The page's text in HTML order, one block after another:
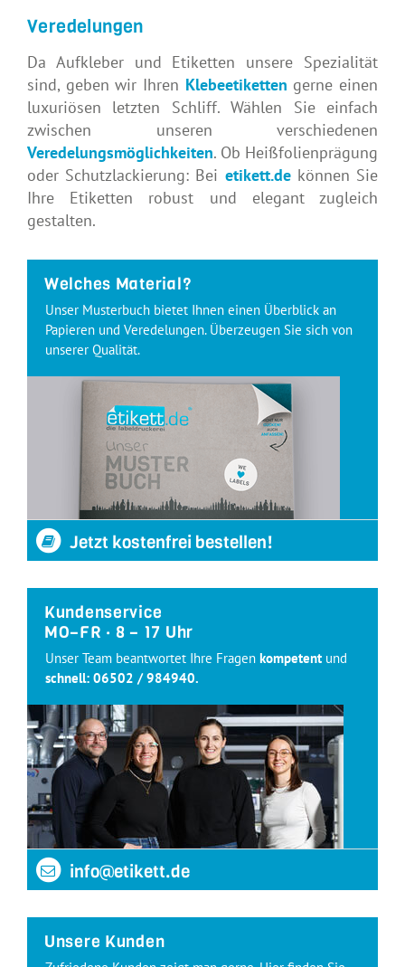
Veredelungen
Da Aufkleber und Etiketten unsere Spezialität
sind, geben wir Ihren Klebeetiketten gerne einen
luxuriösen letzten Schliff. Wählen Sie einfach
zwischen unseren verschiedenen
Veredelungsmöglichkeiten. Ob Heißfolienprägung
oder Schutzlackierung: Bei etikett.dekönnen Sie
Ihre Etiketten robust und elegant zugleich
gestalten.
Welches Material?
Unser Musterbuch bietet Ihnen einen Überblick an
Papieren und Veredelungen. Überzeugen Sie sich von
unserer Qualität.
Jetzt kostenfrei bestellen!
Kundenservice
MO–FR · 8 – 17 Uhr
Unser Team beantwortet Ihre Fragen kompetent und
schnell: 06502 / 984940.
info@etikett.de
Unsere Kunden